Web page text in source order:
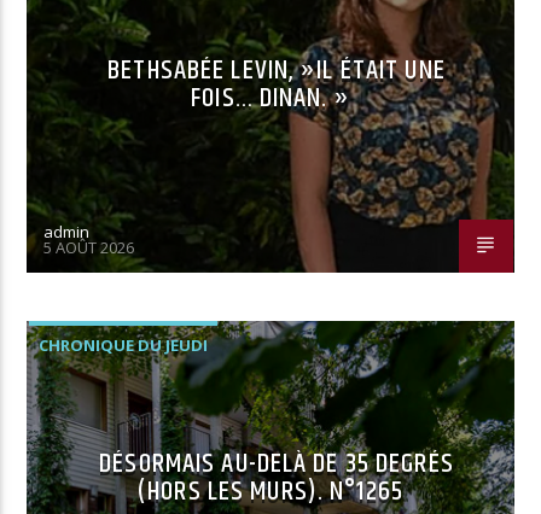
BETHSABÉE LEVIN, »IL ÉTAIT UNE
FOIS… DINAN. »
admin
5 AOÛT 2026
CHRONIQUE DU JEUDI
DÉSORMAIS AU-DELÀ DE 35 DEGRÉS
(HORS LES MURS). N°1265